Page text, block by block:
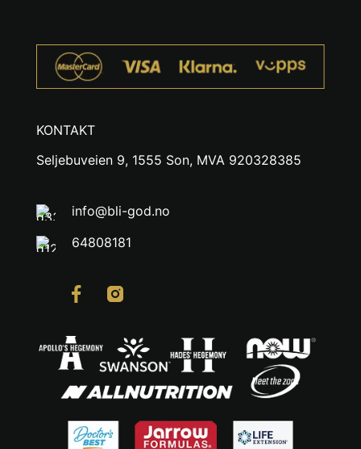
KONTAKT
Seljebuveien 9, 1555 Son, MVA 920328385
info@bli-god.no
64808181